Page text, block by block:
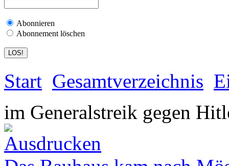
Abonnieren
Abonnement löschen
Start Gesamtverzeichnis
im Generalstreik gegen